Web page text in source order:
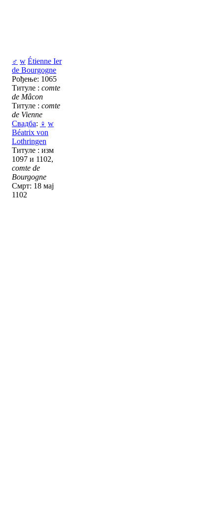
♂ w Étienne Ier
de Bourgogne
Рођење: 1065
Титуле : comte
de Mâcon
Титуле : comte
de Vienne
Свадба: ♀ w
Béatrix von
Lothringen
Титуле : изм
1097 и 1102,
comte de
Bourgogne
Смрт: 18 мај
1102